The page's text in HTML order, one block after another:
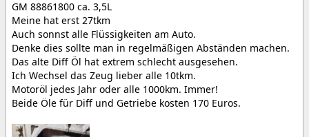
GM 88861800 ca. 3,5L
Meine hat erst 27tkm
Auch sonnst alle Flüssigkeiten am Auto.
Denke dies sollte man in regelmäßigen Abständen machen.
Das alte Diff Öl hat extrem schlecht ausgesehen.
Ich Wechsel das Zeug lieber alle 10tkm.
Motoröl jedes Jahr oder alle 1000km. Immer!
Beide Öle für Diff und Getriebe kosten 170 Euros.